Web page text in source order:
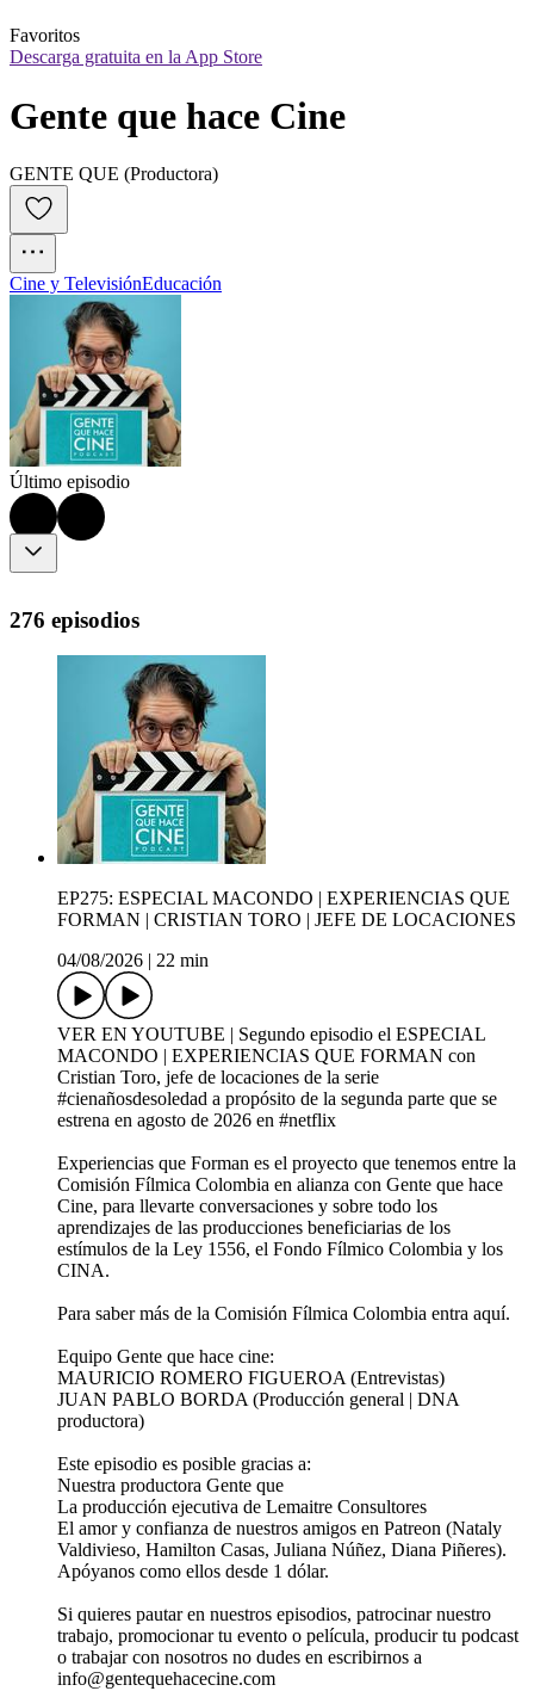
Favoritos
Descarga gratuita en la App Store
Gente que hace Cine
GENTE QUE (Productora)
Cine y TelevisiónEducación
Último episodio
276 episodios
EP275: ESPECIAL MACONDO | EXPERIENCIAS QUE
FORMAN | CRISTIAN TORO | JEFE DE LOCACIONES
04/08/2026
22 min
VER EN YOUTUBE | Segundo episodio el ESPECIAL
MACONDO | EXPERIENCIAS QUE FORMAN con
Cristian Toro, jefe de locaciones de la serie
#cienañosdesoledad a propósito de la segunda parte que se
estrena en agosto de 2026 en #netflix
Experiencias que Forman es el proyecto que tenemos entre la
Comisión Fílmica Colombia en alianza con Gente que hace
Cine, para llevarte conversaciones y sobre todo los
aprendizajes de las producciones beneficiarias de los
estímulos de la Ley 1556, el Fondo Fílmico Colombia y los
CINA.
Para saber más de la Comisión Fílmica Colombia entra aquí.
Equipo Gente que hace cine:
MAURICIO ROMERO FIGUEROA (Entrevistas)
JUAN PABLO BORDA (Producción general | DNA
productora)
Este episodio es posible gracias a:
Nuestra productora Gente que
La producción ejecutiva de Lemaitre Consultores
El amor y confianza de nuestros amigos en Patreon (Nataly
Valdivieso, Hamilton Casas, Juliana Núñez, Diana Piñeres).
Apóyanos como ellos desde 1 dólar.
Si quieres pautar en nuestros episodios, patrocinar nuestro
trabajo, promocionar tu evento o película, producir tu podcast
o trabajar con nosotros no dudes en escribirnos a
info@gentequehacecine.com